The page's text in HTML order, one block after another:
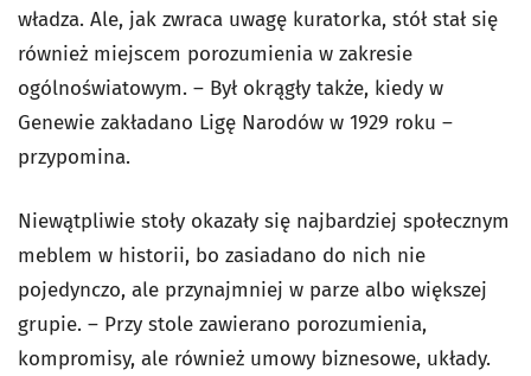
władza. Ale, jak zwraca uwagę kuratorka, stół stał się
również miejscem porozumienia w zakresie
ogólnoświatowym. – Był okrągły także, kiedy w
Genewie zakładano Ligę Narodów w 1929 roku –
przypomina.
Niewątpliwie stoły okazały się najbardziej społecznym
meblem w historii, bo zasiadano do nich nie
pojedynczo, ale przynajmniej w parze albo większej
grupie. – Przy stole zawierano porozumienia,
kompromisy, ale również umowy biznesowe, układy.